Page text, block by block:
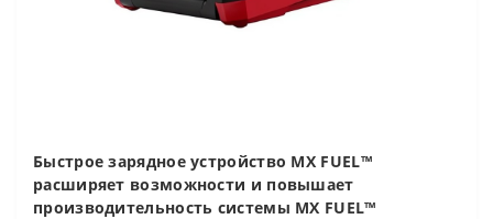
Быстрое зарядное устройство MX FUEL™
расширяет возможности и повышает
производительность системы MX FUEL™